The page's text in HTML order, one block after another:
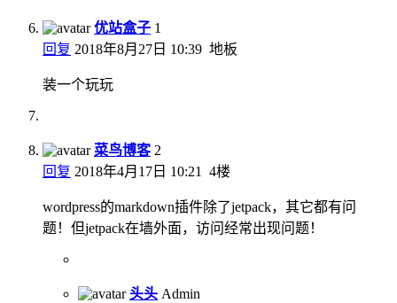
优站盒子 1
回复 2018年8月27日 10:39 地板
装一个玩玩
菜鸟博客 2
回复 2018年4月17日 10:21 4楼
wordpress的markdown插件除了jetpack，其它都有问
题！但jetpack在墙外面，访问经常出现问题！
头头 Admin